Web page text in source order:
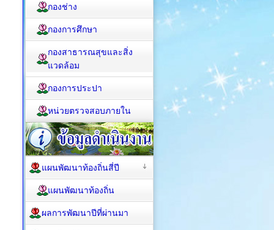
กองช่าง
กองการศึกษา
กองสาธารณสุขและสิ่ง
แวดล้อม
กองการประปา
หน่วยตรวจสอบภายใน
แผนพัฒนาท้องถิ่นสี่ปี
แผนพัฒนาท้องถิ่น
ผลการพัฒนาปีที่ผ่านมา